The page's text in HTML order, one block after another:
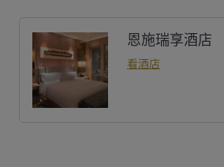
恩施瑞享酒店
看酒店